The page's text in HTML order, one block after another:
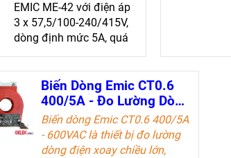
EMIC ME-42 với điện áp
3 x 57,5/100-240/415V,
dòng định mức 5A, quá
tải 100A, cấp chính xác
1.0 hữu công đảm bảo
đo lường chính xác
Biến Dòng Emic CT0.6
400/5A - Đo Lường Dòng
Điện Chính Xác
Biến dòng Emic CT0.6 400/5A
- 600VAC là thiết bị đo lường
dòng điện xoay chiều lớn,